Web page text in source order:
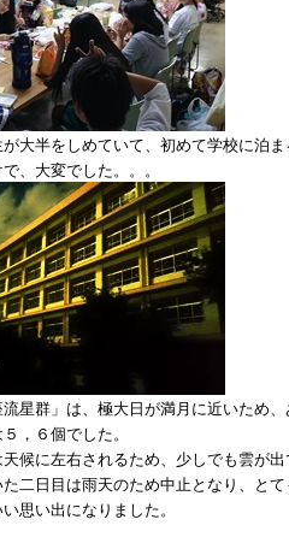
大半をしめていて、初めて学校に泊ま
、大変でした。。。
星群」は、極大日が満月に近いため、
，６個でした。
候に左右されるため、少しでも雲が出
二日目は雨天のため中止となり、とて
思い出になりました。